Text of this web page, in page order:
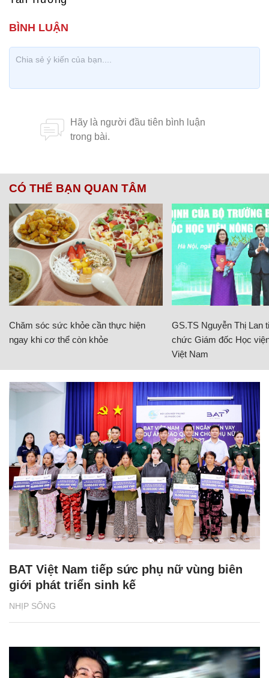
CÓ THỂ BẠN QUAN TÂM
Chăm sóc sức khỏe cần thực hiện
ngay khi cơ thể còn khỏe
GS.TS Nguyễn Thị Lan
chức Giám đốc Học
Việt Nam
NHỊP SỐNG
BAT Việt Nam tiếp sức phụ nữ vùng biên
giới phát triển sinh kế